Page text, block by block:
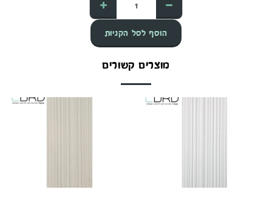
הוסף לסל הקניות
מוצרים קשורים